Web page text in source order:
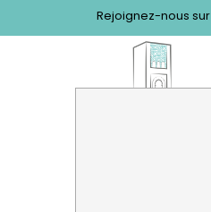
Rejoignez-nous sur